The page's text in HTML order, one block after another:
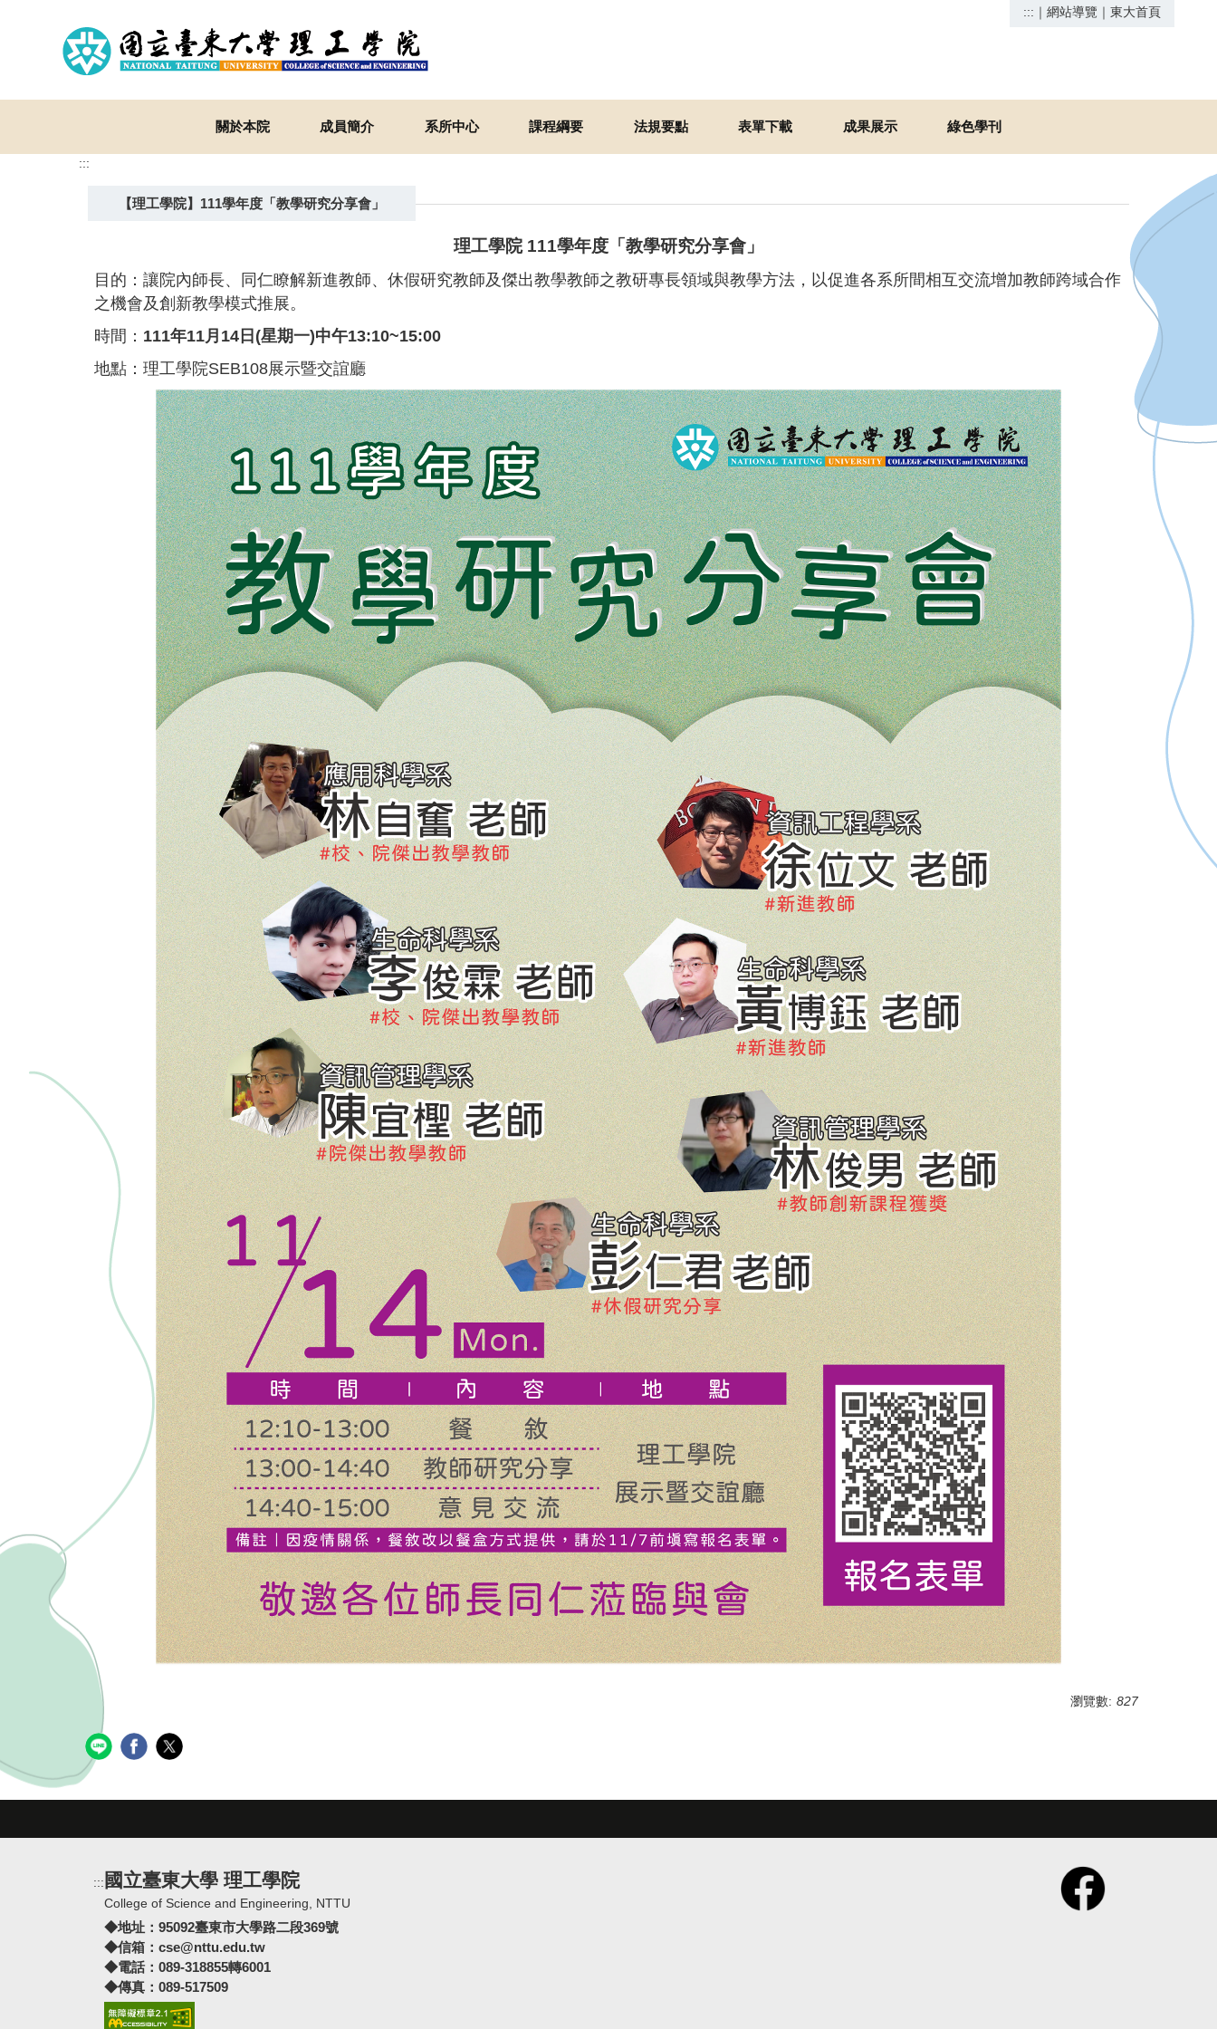
::: ｜ 網站導覽 ｜ 東大首頁
關於本院 成員簡介 系所中心 課程綱要 法規要點 表單下載 成果展示 綠色學刊
:::
【理工學院】111學年度「教學研究分享會」
理工學院 111學年度「教學研究分享會」
目的：讓院內師長、同仁瞭解新進教師、休假研究教師及傑出教學教師之教研專長領域與教學方法，以促進各系所間相互交流增加教師跨域合作
之機會及創新教學模式推展。
時間： 111年11月 14 日 (星期一)中午13:10~15:00
地點：理工學院SEB108展示暨交誼廳
瀏覽數: 827
::: 國立臺東大學 理工學院
College of Science and Engineering, NTTU
◆地址： 95092臺東市大學路二段369號
◆信箱： cse@nttu.edu.tw
◆電話：089-318855轉6001
◆傳真：089-517509